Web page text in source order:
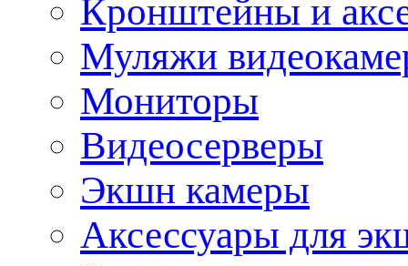
Кронштейны и
Муляжи
Мониторы
Видеосерверы
Экшн камеры
Аксессуары для